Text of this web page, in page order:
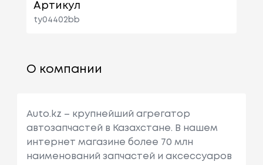
Артикул
ty04402bb
О компании
Auto.kz – крупнейший агрегатор
автозапчастей в Казахстане. В нашем
интернет магазине более 70 млн
наименований запчастей и аксессуаров